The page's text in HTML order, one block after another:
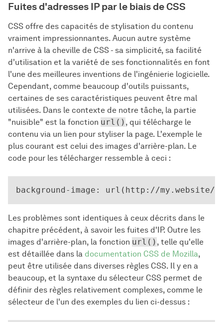
Fuites d'adresses IP par le biais de CSS
CSS offre des capacités de stylisation du contenu
vraiment impressionnantes. Aucun autre système
n'arrive à la cheville de CSS - sa simplicité, sa facilité
d'utilisation et la variété de ses fonctionnalités en font
l'une des meilleures inventions de l'ingénierie logicielle.
Cependant, comme beaucoup d'outils puissants,
certaines de ses caractéristiques peuvent être mal
utilisées. Dans le contexte de notre tâche, la partie
"nuisible" est la fonction url() , qui télécharge le
contenu via un lien pour styliser la page. L'exemple le
plus courant est celui des images d'arrière-plan. Le
code pour les télécharger ressemble à ceci :
Les problèmes sont identiques à ceux décrits dans le
chapitre précédent, à savoir les fuites d'IP. Outre les
images d'arrière-plan, la fonction url() , telle qu'elle
est détaillée dans la documentation CSS de Mozilla,
peut être utilisée dans diverses règles CSS. Il y en a
beaucoup, et la syntaxe du sélecteur CSS permet de
définir des règles relativement complexes, comme le
sélecteur de l'un des exemples du lien ci-dessus :